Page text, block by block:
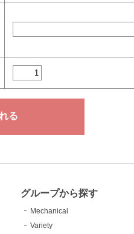
グループから探す
Mechanical
Variety